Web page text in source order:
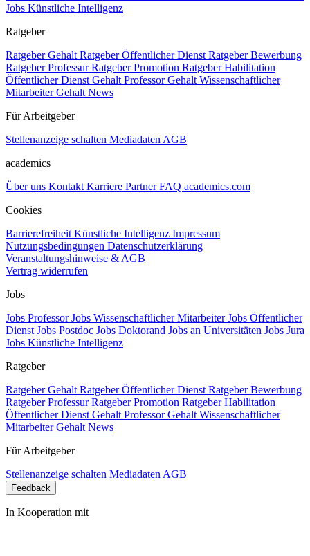
Jobs Künstliche Intelligenz
Ratgeber
Ratgeber Gehalt Ratgeber Öffentlicher Dienst Ratgeber Bewerbung
Ratgeber ProfessurRatgeber Promotion Ratgeber Habilitation
Öffentlicher Dienst Gehalt Professor Gehalt Wissenschaftlicher
Mitarbeiter Gehalt News
Für Arbeitgeber
Stellenanzeige schalten Mediadaten AGB
academics
Über uns Kontakt Karriere PartnerFAQ academics.com
Cookies
Barrierefreiheit Künstliche Intelligenz Impressum
Nutzungsbedingungen Datenschutzerklärung
Veranstaltungshinweise & AGB
Vertrag widerrufen
Jobs
Jobs ProfessorJobs Wissenschaftlicher MitarbeiterJobs Öffentlicher
Dienst Jobs Postdoc Jobs Doktorand Jobs an Universitäten Jobs Jura
Jobs Künstliche Intelligenz
Ratgeber
Ratgeber Gehalt Ratgeber Öffentlicher Dienst Ratgeber Bewerbung
Ratgeber ProfessurRatgeber Promotion Ratgeber Habilitation
Öffentlicher Dienst Gehalt Professor Gehalt Wissenschaftlicher
Mitarbeiter Gehalt News
Für Arbeitgeber
Stellenanzeige schalten Mediadaten AGB
Feedback
In Kooperation mit